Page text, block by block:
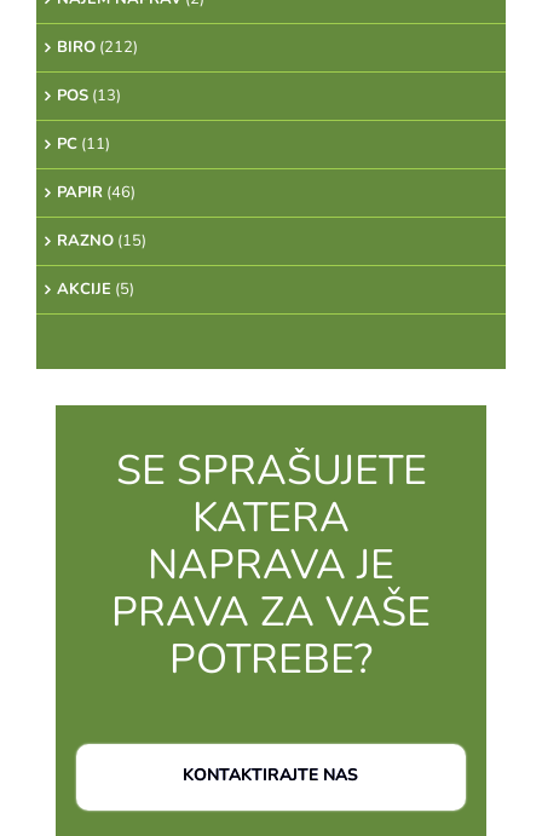
BIRO (212)
POS (13)
PC (11)
PAPIR (46)
RAZNO (15)
AKCIJE (5)
SE SPRAŠUJETE
KATERA
NAPRAVA JE
PRAVA ZA VAŠE
POTREBE?
KONTAKTIRAJTE NAS